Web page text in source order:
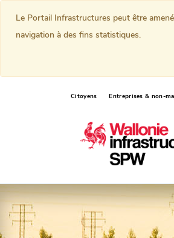
Citoyens Entreprises & non-
Le Portail Infrastructures peut être
navigation à des fins statistiques.